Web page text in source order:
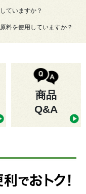
ていますか？
料を使用していますか？
商品
Q&A